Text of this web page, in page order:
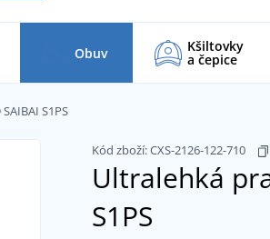
Obuv Kšiltovky
a čepice
S1PS
Kód zboží:CXS-2126-122-710
Ultralehká
S1PS